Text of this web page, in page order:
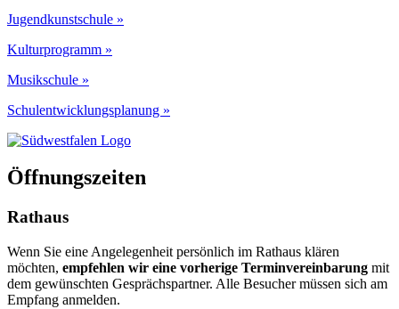
Jugendkunstschule »
Kulturprogramm »
Musikschule »
Schulentwicklungsplanung »
Öffnungszeiten
Rathaus
Wenn Sie eine Angelegenheit persönlich im Rathaus klären
möchten, empfehlen wir eine vorherige Terminvereinbarung mit
dem gewünschten Gesprächspartner. Alle Besucher müssen sich am
Empfang anmelden.